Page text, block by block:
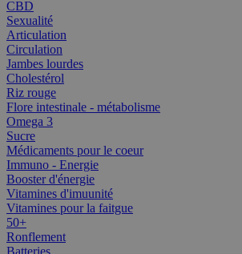
CBD
Sexualité
Articulation
Circulation
Jambes lourdes
Cholestérol
Riz rouge
Flore intestinale - métabolisme
Omega 3
Sucre
Médicaments pour le coeur
Immuno - Energie
Booster d'énergie
Vitamines d'imuunité
Vitamines pour la faitgue
50+
Ronflement